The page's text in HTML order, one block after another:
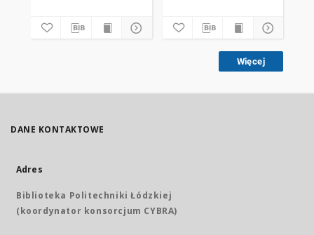
Więcej
DANE KONTAKTOWE
Adres
Biblioteka Politechniki Łódzkiej
(koordynator konsorcjum CYBRA)